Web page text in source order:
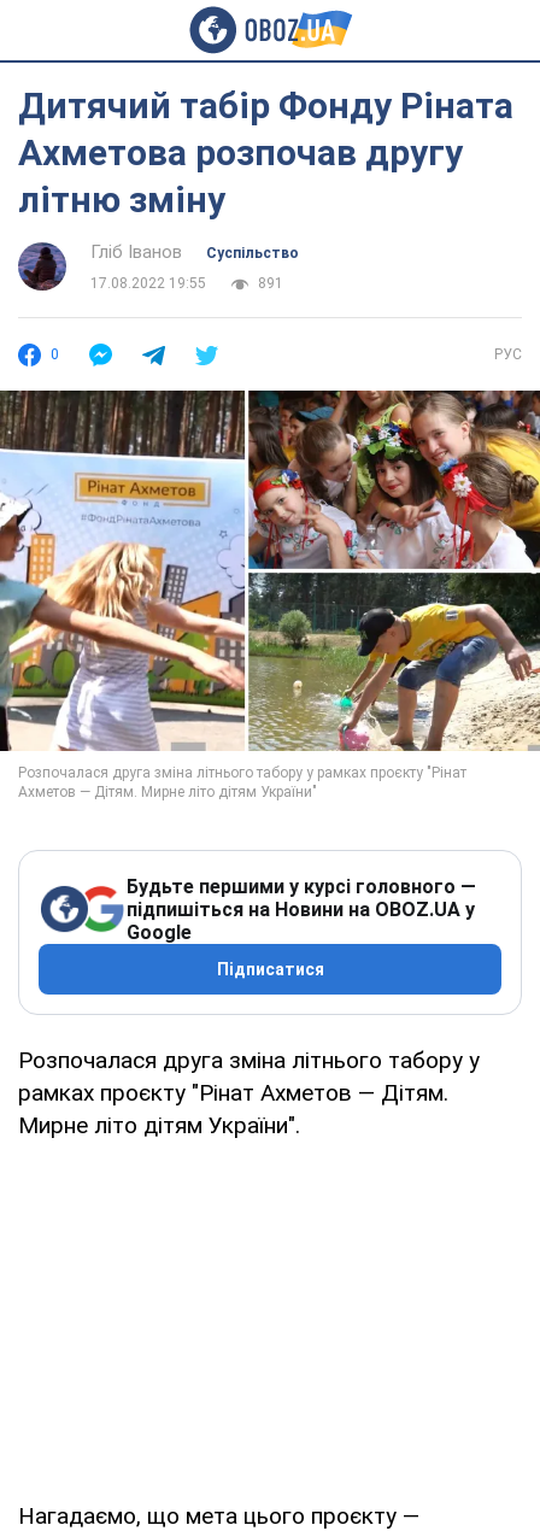
Дитячий табір Фонду Ріната
Ахметова розпочав другу
літню зміну
Гліб Іванов
Суспільство
17.08.2022 19:55
891
0 РУС
Будьте першими у курсі головного —
підпишіться на Новини на OBOZ.UA у
Google
Підписатися
Розпочалася друга зміна літнього табору у
рамках проєкту "Рінат Ахметов — Дітям.
Мирне літо дітям України".
Нагадаємо, що мета цього проєкту —